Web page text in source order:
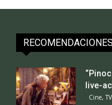
live-
Cine,